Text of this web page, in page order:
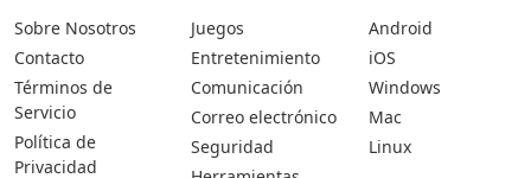
Sobre Nosotros
Contacto
Términos de
Servicio
Política de
Privacidad
Juegos
Entretenimiento
Comunicación
Correo electrónico
Seguridad
Android
iOS
Windows
Mac
Linux